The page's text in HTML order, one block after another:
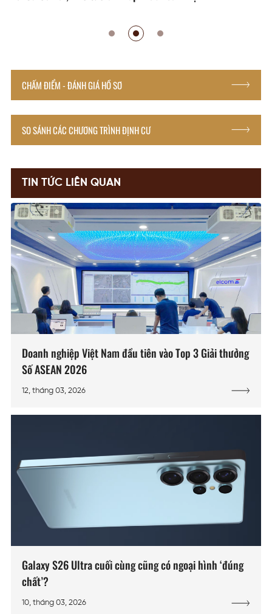
CHẤM ĐIỂM - ĐÁNH GIÁ HỒ SƠ
SO SÁNH CÁC CHƯƠNG TRÌNH ĐỊNH CƯ
TIN TỨC LIÊN QUAN
Doanh nghiệp Việt Nam đầu tiên vào Top 3 Giải thưởng
Số ASEAN 2026
12, tháng 03, 2026
Galaxy S26 Ultra cuối cùng cũng có ngoại hình ‘đúng
chất’?
10, tháng 03, 2026